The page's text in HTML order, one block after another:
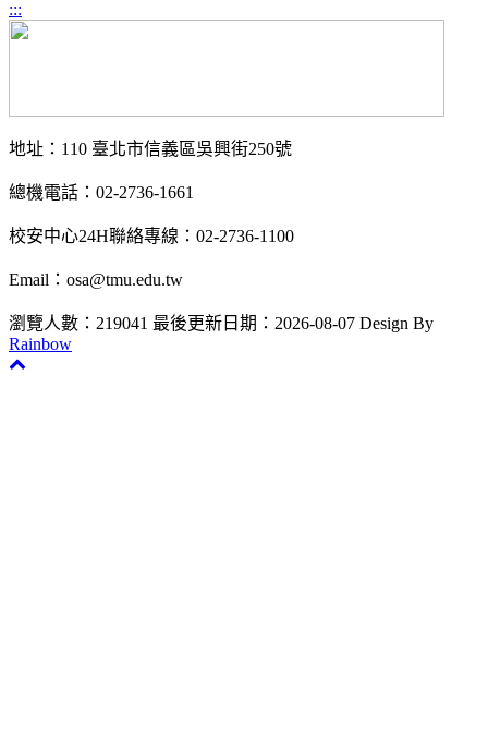
:::
地址：110 臺北市信義區吳興街250號
總機電話：02-2736-1661
校安中心24H聯絡專線：02-2736-1100
Email：osa@tmu.edu.tw
瀏覽人數：219041 最後更新日期：2026-08-07 Design By
Rainbow